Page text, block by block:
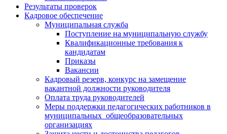
Результаты проверок
Кадровое обеспечение
Муниципальная служба
Поступление на муниципальную службу
Квалификационные требования к
кандидатам
Приказы
Вакансии
Кадровый резерв, конкурс на замещение
вакантной должности руководителя
Оплата труда руководителей
Меры поддержки педагогических работников в
муниципальных общеобразовательных
организациях